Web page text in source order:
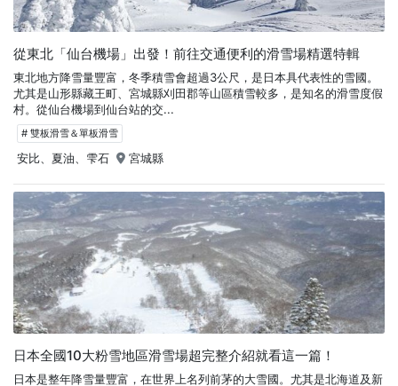
從東北「仙台機場」出發！前往交通便利的滑雪場精選特輯
東北地方降雪量豐富，冬季積雪會超過3公尺，是日本具代表性的雪國。
尤其是山形縣藏王町、宮城縣刈田郡等山區積雪較多，是知名的滑雪度假
村。從仙台機場到仙台站的交...
# 雙板滑雪＆單板滑雪
安比、夏油、雫石 宮城縣
日本全國10大粉雪地區滑雪場超完整介紹就看這一篇！
日本是整年降雪量豐富，在世界上名列前茅的大雪國。尤其是北海道及新